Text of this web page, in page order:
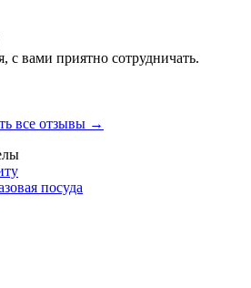
с вами приятно сотрудничать.
все отзывы →
посуда